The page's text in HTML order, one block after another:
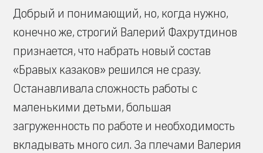
Добрый и понимающий, но, когда нужно,
конечно же, строгий Валерий Фахрутдинов
признается, что набрать новый состав
«Бравых казаков» решился не сразу.
Останавливала сложность работы с
маленькими детьми, большая
загруженность по работе и необходимость
вкладывать много сил. За плечами Валерия